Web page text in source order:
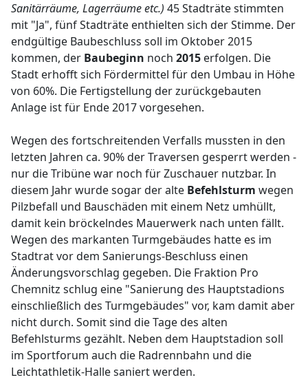
Sanitärräume, Lagerräume etc.) 45 Stadträte stimmten
mit "Ja", fünf Stadträte enthielten sich der Stimme. Der
endgültige Baubeschluss soll im Oktober 2015
kommen, der Baubeginn noch 2015 erfolgen. Die
Stadt erhofft sich Fördermittel für den Umbau in Höhe
von 60%. Die Fertigstellung der zurückgebauten
Anlage ist für Ende 2017 vorgesehen.
Wegen des fortschreitenden Verfalls mussten in den
letzten Jahren ca. 90% der Traversen gesperrt werden -
nur die Tribüne war noch für Zuschauer nutzbar. In
diesem Jahr wurde sogar der alte Befehlsturm wegen
Pilzbefall und Bauschäden mit einem Netz umhüllt,
damit kein bröckelndes Mauerwerk nach unten fällt.
Wegen des markanten Turmgebäudes hatte es im
Stadtrat vor dem Sanierungs-Beschluss einen
Änderungsvorschlag gegeben. Die Fraktion Pro
Chemnitz schlug eine "Sanierung des Hauptstadions
einschließlich des Turmgebäudes" vor, kam damit aber
nicht durch. Somit sind die Tage des alten
Befehlsturms gezählt. Neben dem Hauptstadion soll
im Sportforum auch die Radrennbahn und die
Leichtathletik-Halle saniert werden.